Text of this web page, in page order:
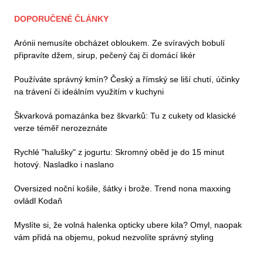
DOPORUČENÉ ČLÁNKY
Arónii nemusíte obcházet obloukem. Ze svíravých bobulí
připravíte džem, sirup, pečený čaj či domácí likér
Používáte správný kmín? Český a římský se liší chutí, účinky
na trávení či ideálním využitím v kuchyni
Škvarková pomazánka bez škvarků: Tu z cukety od klasické
verze téměř nerozeznáte
Rychlé "halušky" z jogurtu: Skromný oběd je do 15 minut
hotový. Nasladko i naslano
Oversized noční košile, šátky i brože. Trend nona maxxing
ovládl Kodaň
Myslíte si, že volná halenka opticky ubere kila? Omyl, naopak
vám přidá na objemu, pokud nezvolíte správný styling